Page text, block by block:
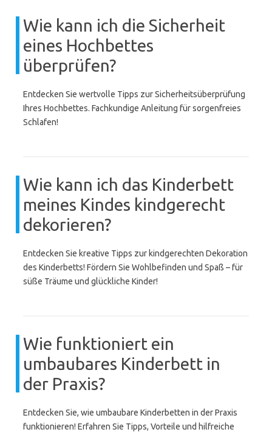
Wie kann ich die Sicherheit
eines Hochbettes
überprüfen?
Entdecken Sie wertvolle Tipps zur Sicherheitsüberprüfung
Ihres Hochbettes. Fachkundige Anleitung für sorgenfreies
Schlafen!
Wie kann ich das Kinderbett
meines Kindes kindgerecht
dekorieren?
Entdecken Sie kreative Tipps zur kindgerechten Dekoration
des Kinderbetts! Fördern Sie Wohlbefinden und Spaß – für
süße Träume und glückliche Kinder!
Wie funktioniert ein
umbaubares Kinderbett in
der Praxis?
Entdecken Sie, wie umbaubare Kinderbetten in der Praxis
funktionieren! Erfahren Sie Tipps, Vorteile und hilfreiche